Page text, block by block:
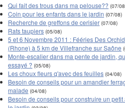
Qui fait des trous dans ma pelouse?? (07/
Coin pour les enfants dans le jardin (07/08)
Recherche de greffons de cerisier (07/08)
Rats taupiers (05/08)
5 et 6 Novembre 2011 : Fééries Des
(Rhone) à 5 km de Villefranche sur Saône
Monte-escalier dans ma pente de jardin,
essayé ? (05/08)
Les choux fleurs q'avec des feuilles (04/08)
Besoin de conseils pour un amandier
malade (04/08)
Besoin de conseils pour construire un